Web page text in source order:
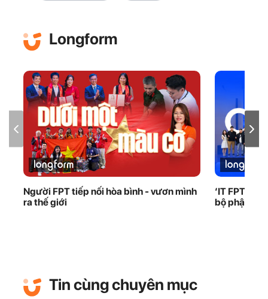
Longform
Người FPT tiếp nối hòa bình - vươn mình
ra thế giới
‘IT FPT
bộ phận
Tin cùng chuyên mục